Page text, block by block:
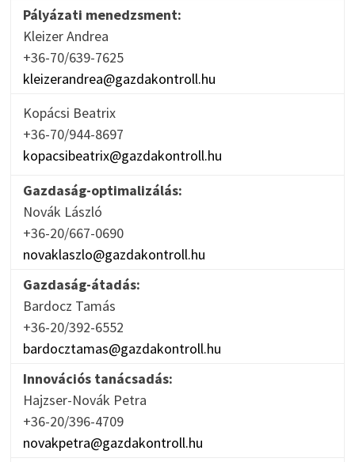
Pályázati menedzsment:
Kleizer Andrea
+36-70/639-7625
kleizerandrea@gazdakontroll.hu
Kopácsi Beatrix
+36-70/944-8697
kopacsibeatrix@gazdakontroll.hu
Gazdaság-optimalizálás:
Novák László
+36-20/667-0690
novaklaszlo@gazdakontroll.hu
Gazdaság-átadás:
Bardocz Tamás
+36-20/392-6552
bardocztamas@gazdakontroll.hu
Innovációs tanácsadás:
Hajzser-Novák Petra
+36-20/396-4709
novakpetra@gazdakontroll.hu